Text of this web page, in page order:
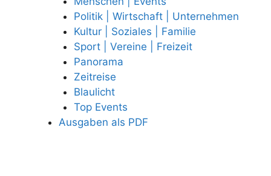
Politik | Wirtschaft | Unternehmen
Kultur | Soziales | Familie
Sport | Vereine | Freizeit
Panorama
Zeitreise
Blaulicht
Top Events
Ausgaben als PDF